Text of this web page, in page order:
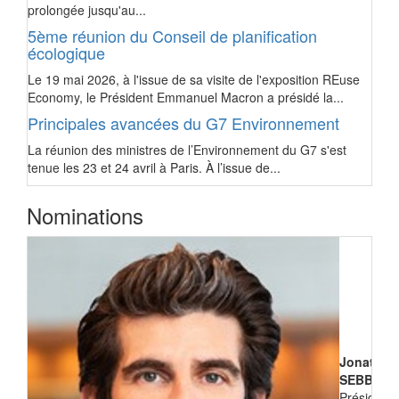
prolongée jusqu'au...
5ème réunion du Conseil de planification
écologique
Le 19 mai 2026, à l'issue de sa visite de l'exposition REuse
Economy, le Président Emmanuel Macron a présidé la...
Principales avancées du G7 Environnement
La réunion des ministres de l’Environnement du G7 s'est
tenue les 23 et 24 avril à Paris. À l’issue de...
Nominations
Jonathan
SEBBANE